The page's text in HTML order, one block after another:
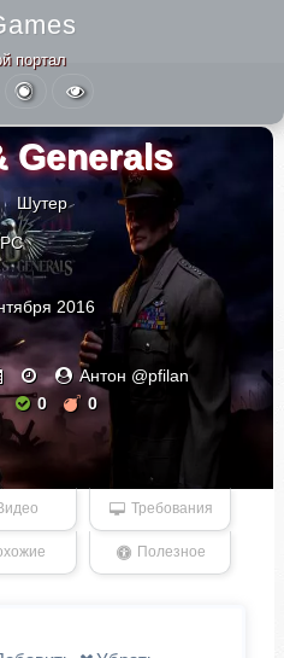
портал
Generals
Шутер
PC
2016
Антон @pfilan
0 0
Требования
Полезное